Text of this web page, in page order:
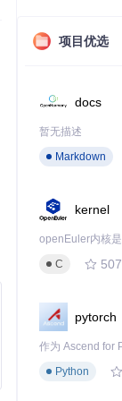
项目优选
docs
暂无描述
Markdown
kernel
C
507
pytorch
Python